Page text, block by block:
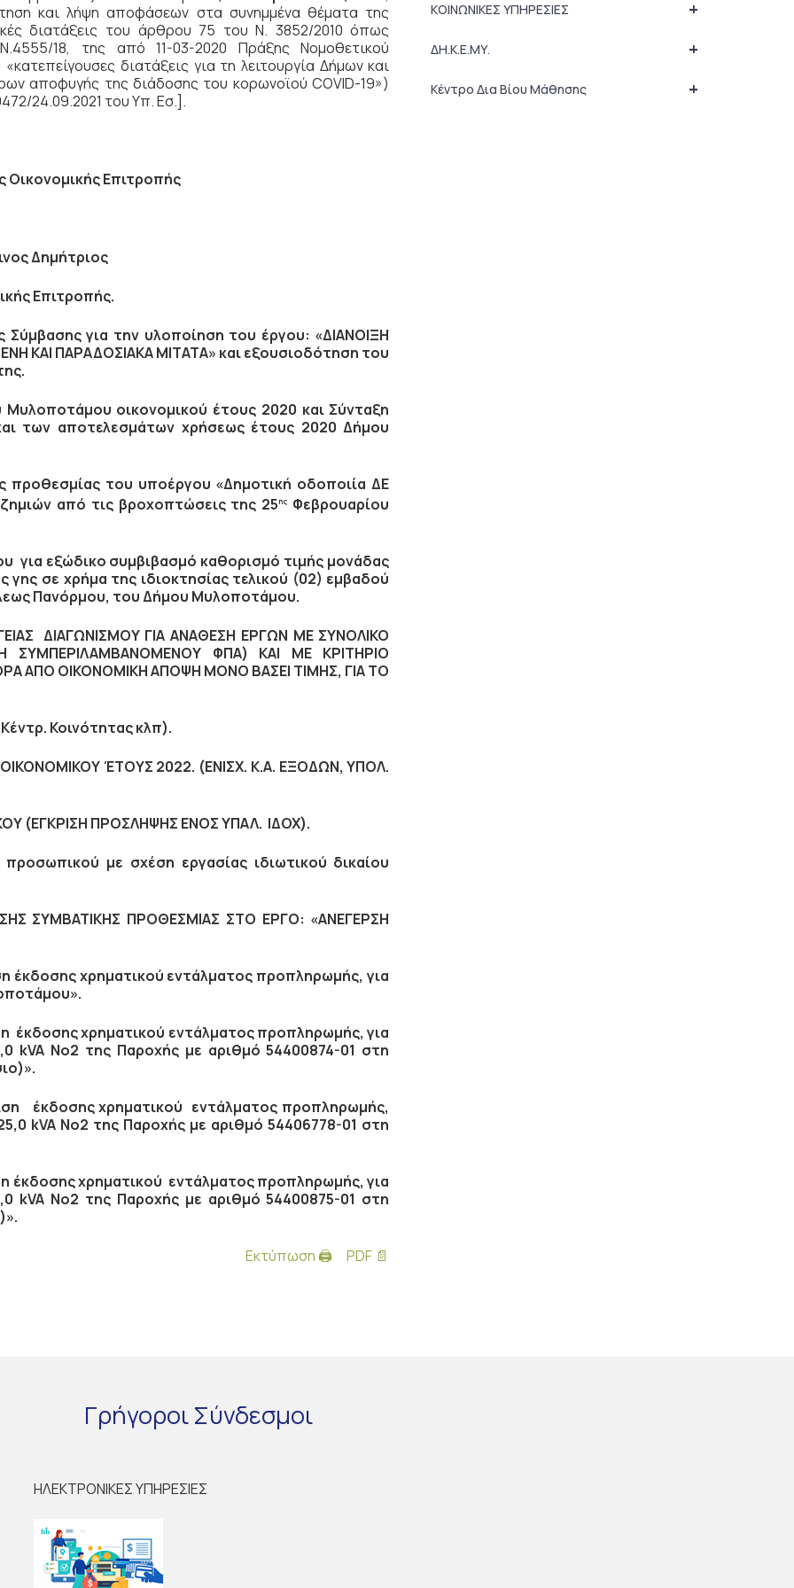
και λήψη αποφάσεων στα συνημμένα θέματα της
διατάξεις του άρθρου 75 του Ν. 3852/2010 όπως
18, της από 11-03-2020 Πράξης Νομοθετικού
διατάξεις για τη λειτουργία Δήμων και
αποφυγής της διάδοσης του κορωνοϊού COVID-19»)
24.09.2021 του Υπ. Εσ.].
Οικονομικής Επιτροπής
Δημήτριος
Επιτροπής.
για την υλοποίηση του έργου: «ΔΙΑΝΟΙΞΗ
ΚΑΙ ΠΑΡΑΔΟΣΙΑΚΑ ΜΙΤΑΤΑ» και εξουσιοδότηση του
οικονομικού έτους 2020 και Σύνταξη
των αποτελεσμάτων χρήσεως έτους 2020 Δήμου
προθεσμίας του υποέργου «Δημοτική οδοποιία ΔΕ
από τις βροχοπτώσεις της 25ης Φεβρουαρίου
εξώδικο συμβιβασμό καθορισμό τιμής μονάδας
σε χρήμα της ιδιοκτησίας τελικού (02) εμβαδού
Πανόρμου, του Δήμου Μυλοποτάμου.
ΔΙΑΓΩΝΙΣΜOY ΓΙΑ ΑΝΑΘΕΣΗ ΕΡΓΩΝ ΜΕ ΣΥΝΟΛΙΚΟ
ΦΠΑ) ΚΑΙ ΜΕ ΚΡΙΤΗΡΙΟ
ΑΠΟ ΟΙΚΟΝΟΜΙΚΗ ΑΠΟΨΗ ΜΟΝΟ ΒΑΣΕΙ ΤΙΜΗΣ, ΓΙΑ ΤΟ
Κοινότητας κλπ).
ΈΤΟΥΣ 2022. (ΕΝΙΣΧ. Κ.Α. ΕΞΟΔΩΝ, ΥΠΟΛ.
(ΕΓΚΡΙΣΗ ΠΡΟΣΛΗΨΗΣ ΕΝΟΣ ΥΠΑΛ. ΙΔΟΧ).
με σχέση εργασίας ιδιωτικού δικαίου
ΣΥΜΒΑΤΙΚΗΣ ΠΡΟΘΕΣΜΙΑΣ ΣΤΟ ΕΡΓΟ: «ΑΝΕΓΕΡΣΗ
έκδοσης χρηματικού εντάλματος προπληρωμής, για
έκδοσης χρηματικού εντάλματος προπληρωμής, για
kVA Νο2 της Παροχής με αριθμό 54400874-01 στη
έκδοσης χρηματικού εντάλματος προπληρωμής,
kVA Νο2 της Παροχής με αριθμό 54406778-01 στη
έκδοσης χρηματικού εντάλματος προπληρωμής, για
kVA Νο2 της Παροχής με αριθμό 54400875-01 στη
Εκτύπωση 🖨
PDF 📄
+
ΚΟΙΝΩΝΙΚΕΣ ΥΠΗΡΕΣΙΕΣ
+
ΔΗ.Κ.Ε.ΜΥ.
+
Κέντρο Δια Βίου Μάθησης
ΓρήγοροιΣύνδεσμοι
ΗΛΕΚΤΡΟΝΙΚΕΣ ΥΠΗΡΕΣΙΕΣ